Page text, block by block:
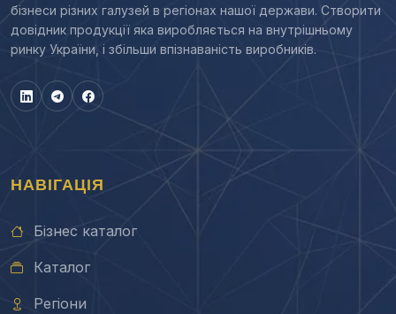
бізнеси різних галузей в регіонах нашої держави. Створити
довідник продукції яка виробляється на внутрішньому
ринку України, і збільши впізнаваність виробників.
НАВІГАЦІЯ
Бізнес каталог
Каталог
Регіони